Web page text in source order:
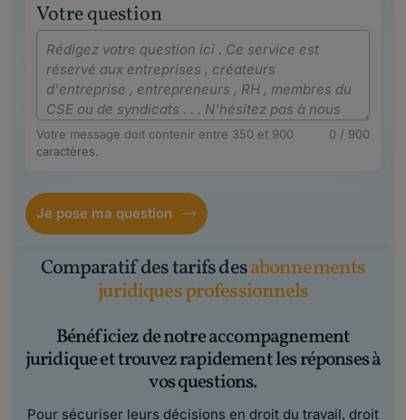
Votre question
Votre message doit contenir entre 350 et 900
caractères.
0 / 900
Je pose ma question
Comparatif des tarifs desabonnements
juridiques professionnels
Bénéficiez de notre accompagnement
juridique et trouvez rapidement les réponses à
vos questions.
Pour sécuriser leurs décisions en droit du travail, droit